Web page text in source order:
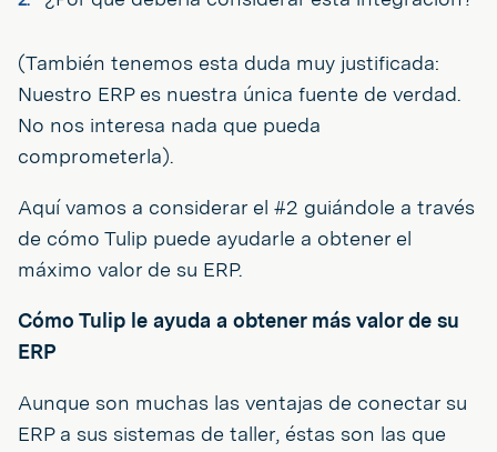
(También tenemos esta duda muy justificada:
Nuestro ERP es nuestra única fuente de verdad.
No nos interesa nada que pueda
comprometerla).
Aquí vamos a considerar el #2 guiándole a través
de cómo Tulip puede ayudarle a obtener el
máximo valor de su ERP.
Cómo Tulip le ayuda a obtener más valor de su
ERP
Aunque son muchas las ventajas de conectar su
ERP a sus sistemas de taller, éstas son las que